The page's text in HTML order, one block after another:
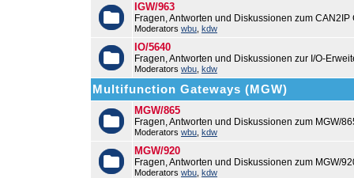
IGW/963
Fragen, Antworten und Diskussionen zum CAN2IP
Moderators wbu kdw
IO/5640
Fragen, Antworten und Diskussionen zur I/O-
Moderators wbu kdw
Multifunction Gateways (MGW)
MGW/865
Fragen, Antworten und Diskussionen zum MGW/
Moderators wbu kdw
MGW/920
Fragen, Antworten und Diskussionen zum MGW/
Moderators wbu kdw